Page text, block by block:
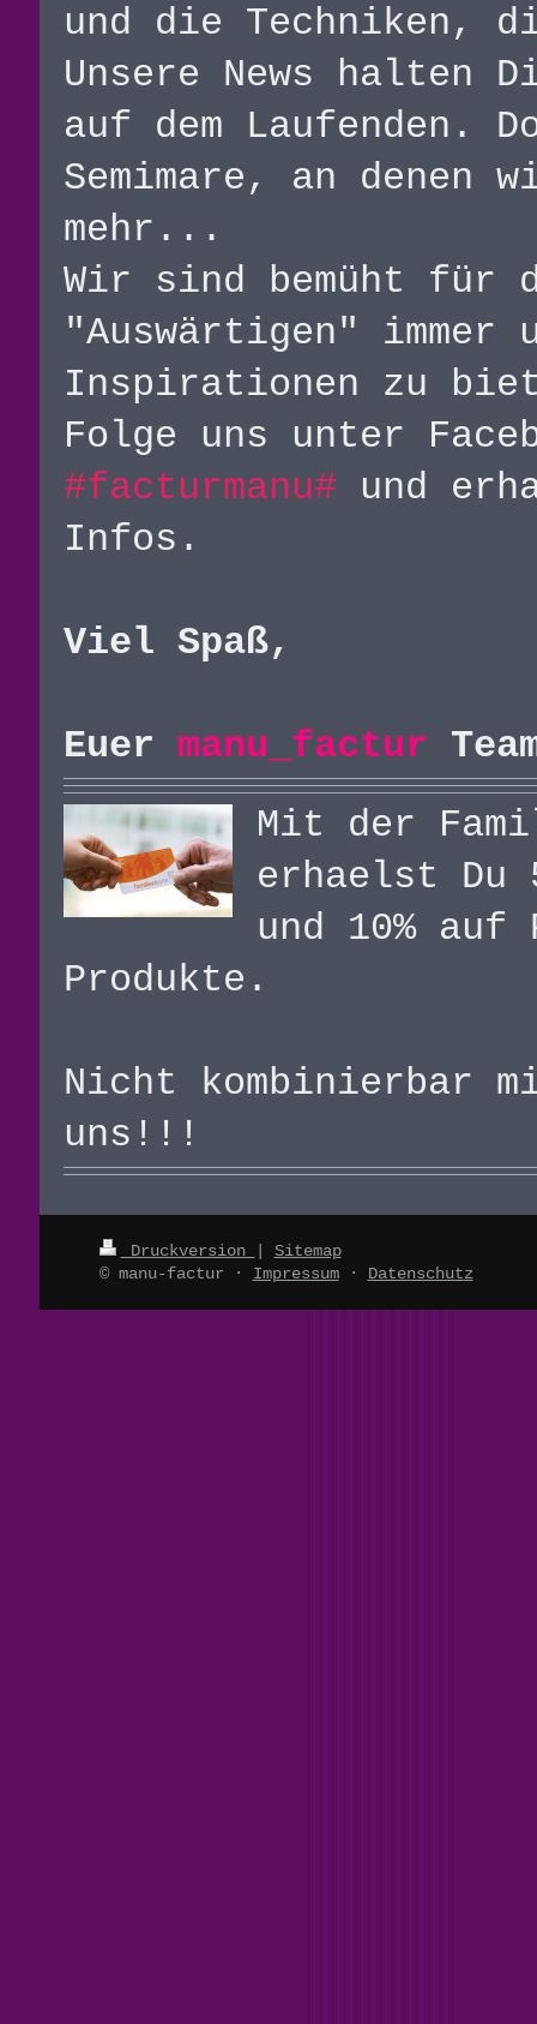
und die Techniken,
Unsere News halten
auf dem Laufenden.
Semimare, an denen
mehr...
Wir sind bemüht für
"Auswärtigen" immer
Inspirationen zu
Folge uns unter
#facturmanu#und
Infos.
Viel Spaß,
Euer manu_factur
Mit der
erhaelst Du
und 10%
Produkte.
Nicht kombinierbar
uns!!!
Druckversion
Sitemap
© manu-factur · Impressum· Datenschutz